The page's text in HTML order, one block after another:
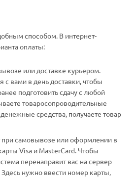
способом. В интернет-
оплаты:
или доставке курьером.
с вами в день доставки, чтобы
подготовить сдачу с любой
товаросопроводительные
средства, получаете товар
при самовывозе или оформлении в
Visa и MasterCard. Чтобы
перенаправит вас на сервер
нужно ввести номер карты,